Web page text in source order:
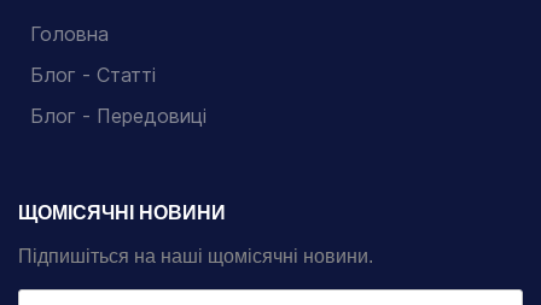
Головна
Блог - Статті
Блог - Передовиці
ЩОМІСЯЧНІ НОВИНИ
Підпишіться на наші щомісячні новини.